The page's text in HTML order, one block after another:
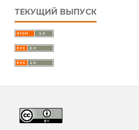
ТЕКУЩИЙ ВЫПУСК